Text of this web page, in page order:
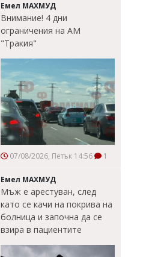
Емел МАХМУД
Внимание! 4 дни
ограничения на АМ
"Тракия"
07/08/2026, Петък 14:56 1
Емел МАХМУД
Мъж е арестуван, след
като се качи на покрива на
болница и започна да се
взира в пациентите